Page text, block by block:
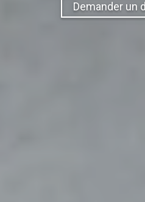
Demander un